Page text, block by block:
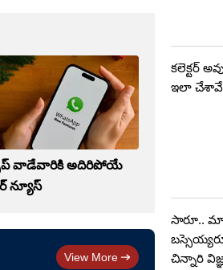
వాడేవారికి అదిరిపోయే
న్యూస్
View More
కలెక్టర్‌
ఇలా
సారూ..
చిన్నారి